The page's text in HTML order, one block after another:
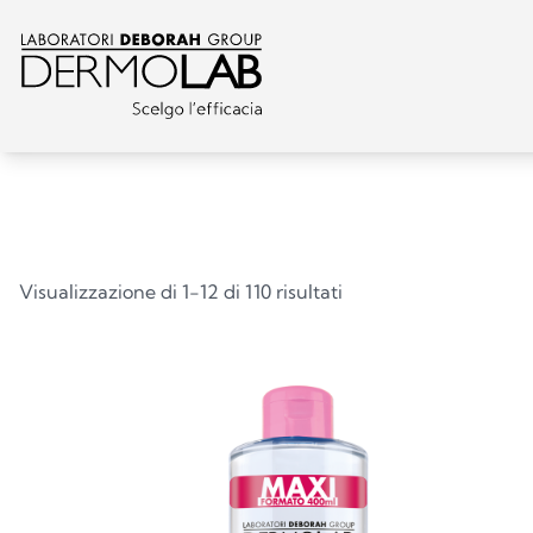
Visualizzazione di 1-12 di 110 risultati